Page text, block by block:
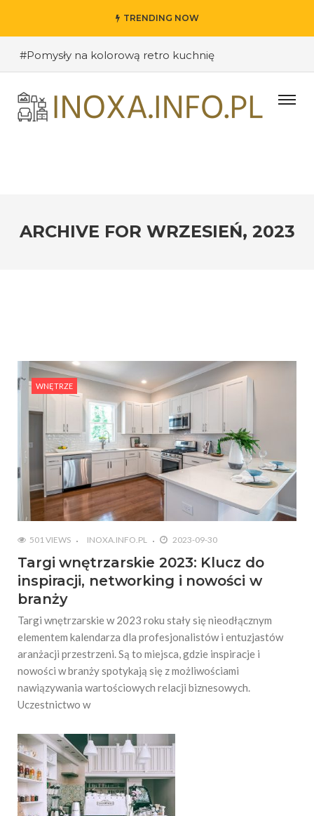
TRENDING NOW
#Pomysły na kolorową retro kuchnię
#Wybieramy odpowiednie kolory ścian do salonu
#Jak stworzyć industrialne wnętrze w loftowym
#Projektowanie wnętrz w stylu retro: Powrót do
vintage i nostalgii
ARCHIVE FOR WRZESIEŃ, 2023
WNĘTRZE
501 VIEWS INOXA.INFO.PL 2023-09-30
Targi wnętrzarskie 2023: Klucz do
inspiracji, networking i nowości w
branży
Targi wnętrzarskie w 2023 roku stały się nieodłącznym
elementem kalendarza dla profesjonalistów i entuzjastów
aranżacji przestrzeni. Są to miejsca, gdzie inspiracje i
nowości w branży spotykają się z możliwościami
nawiązywania wartościowych relacji biznesowych.
Uczestnictwo w